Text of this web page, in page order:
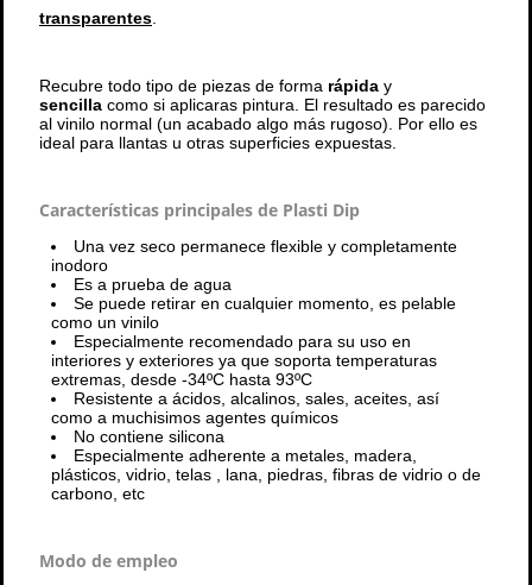
transparentes
Recubre todo tipo de piezas de forma rápida y
sencilla como si aplicaras pintura. El resultado es parecido
al vinilo normal (un acabado algo más rugoso). Por ello es
ideal para llantas u otras superficies expuestas.
Características principales de Plasti Dip
Una vez seco permanece flexible y completamente
inodoro
Es a prueba de agua
Se puede retirar en cualquier momento, es pelable
como un vinilo
Especialmente recomendado para su uso en
interiores y exteriores ya que soporta temperaturas
extremas, desde -34ºC hasta 93ºC
Resistente a ácidos, alcalinos, sales, aceites, así
como a muchisimos agentes químicos
No contiene silicona
Especialmente adherente a metales, madera,
plásticos, vidrio, telas , lana, piedras, fibras de vidrio o de
carbono, etc
Modo de empleo